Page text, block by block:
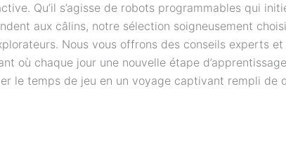
Qu’il s’agisse de robots programmables qui
aux câlins, notre sélection soigneusement
Nous vous offrons des conseils experts
où chaque jour une nouvelle étape
le temps de jeu en un voyage captivant rempli de